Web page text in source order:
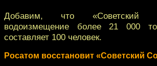
Добавим, что «Советский
водоизмещение более 21 000
составляет 100 человек.
Росатом восстановит «Советский